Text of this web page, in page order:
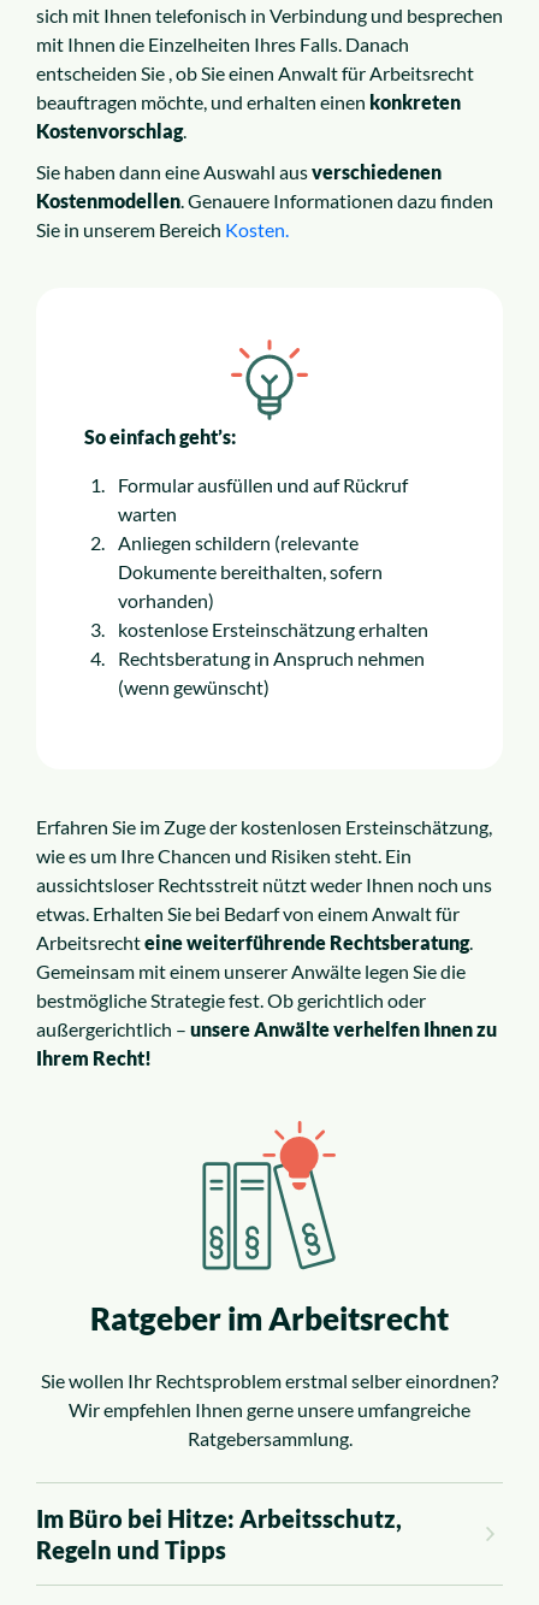
sich mit Ihnen telefonisch in Verbindung und besprechen
mit Ihnen die Einzelheiten Ihres Falls. Danach
entscheiden Sie , ob Sie einen Anwalt für Arbeitsrecht
beauftragen möchte, und erhalten einen konkreten
Kostenvorschlag.
Sie haben dann eine Auswahl ausverschiedenen
Kostenmodellen. Genauere Informationen dazu finden
Sie in unserem Bereich Kosten.
So einfach geht’s:
Formular ausfüllen und auf Rückruf
warten
Anliegen schildern (relevante
Dokumente bereithalten, sofern
vorhanden)
kostenlose Ersteinschätzung erhalten
Rechtsberatung in Anspruch nehmen
(wenn gewünscht)
Erfahren Sie im Zuge der kostenlosen Ersteinschätzung,
wie es um Ihre Chancen und Risiken steht. Ein
aussichtsloser Rechtsstreit nützt weder Ihnen noch uns
etwas. Erhalten Sie bei Bedarf von einem Anwalt für
Arbeitsrechteine weiterführende Rechtsberatung.
Gemeinsam mit einem unserer Anwälte legen Sie die
bestmögliche Strategie fest. Ob gerichtlich oder
außergerichtlich – unsere Anwälte verhelfen Ihnen zu
Ihrem Recht!
Ratgeber im Arbeitsrecht
Sie wollen Ihr Rechtsproblem erstmal selber einordnen?
Wir empfehlen Ihnen gerne unsere umfangreiche
Ratgebersammlung.
Im Büro bei Hitze: Arbeitsschutz,
Regeln und Tipps